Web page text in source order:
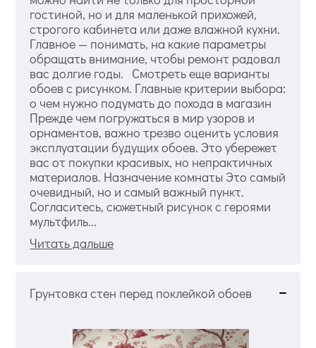
гостиной, но и для маленькой прихожей,
строгого кабинета или даже влажной кухни.
Главное — понимать, на какие параметры
обращать внимание, чтобы ремонт радовал
вас долгие годы. Смотреть еще варианты
обоев с рисунком. Главные критерии выбора:
о чем нужно подумать до похода в магазин
Прежде чем погружаться в мир узоров и
орнаментов, важно трезво оценить условия
эксплуатации будущих обоев. Это убережет
вас от покупки красивых, но непрактичных
материалов. Назначение комнаты Это самый
очевидный, но и самый важный пункт.
Согласитесь, сюжетный рисунок с героями
мультфиль...
Читать дальше
Грунтовка стен перед поклейкой обоев